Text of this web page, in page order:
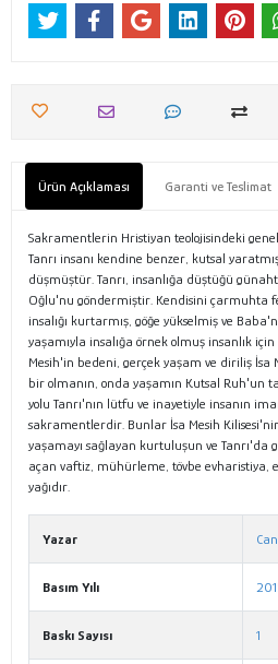
Ürün Açıklaması Garanti ve Teslimat
Sakramentlerin Hristiyan teolojisindeki
Tanrı insanı kendine benzer, kutsal
düşmüştür. Tanrı, insanlığa düştüğü
Oğlu'nu göndermiştir. Kendisini çarmuhta
insalığı kurtarmış, göğe yükselmiş ve
yaşamıyla insalığa örnek olmuş insanlık
Mesih'in bedeni, gerçek yaşam ve diriliş İsa
bir olmanın, onda yaşamın Kutsal Ruh'un
yolu Tanrı'nın lütfu ve inayetiyle insanın
sakramentlerdir. Bunlar İsa Mesih
yaşamayı sağlayan kurtuluşun ve Tanrı'da
açan vaftiz, mühürleme, tövbe evharistiya,
yağıdır.
Yazar
Basım Yılı
Baskı Sayısı 1